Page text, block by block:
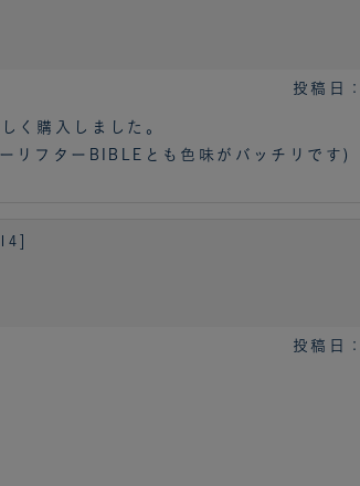
投稿日
く購入しました。
リフターBIBLEとも色味がバッチリです)
投稿日